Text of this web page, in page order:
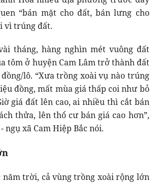
“bán mặt cho đất, bán lưng cho
vì trúng đất.
tháng, hàng nghìn mét vuông đất
tôm ở huyện Cam Lâm trở thành đất
lô. “Xưa trồng xoài vụ nào trúng
đồng, mất mùa giá thấp coi như bỏ
giá đất lên cao, ai nhiều thì cắt bán
thửa, lên thổ cư bán giá cao hơn”,
ngụ xã Cam Hiệp Bắc nói.
năm trời, cả vùng trồng xoài rộng lớn